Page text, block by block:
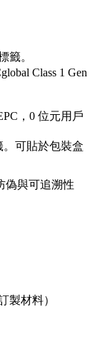
籤。
Class 1 Gen
，0 位元用戶
。可貼於包裝盒
偽與可追溯性
製材料）